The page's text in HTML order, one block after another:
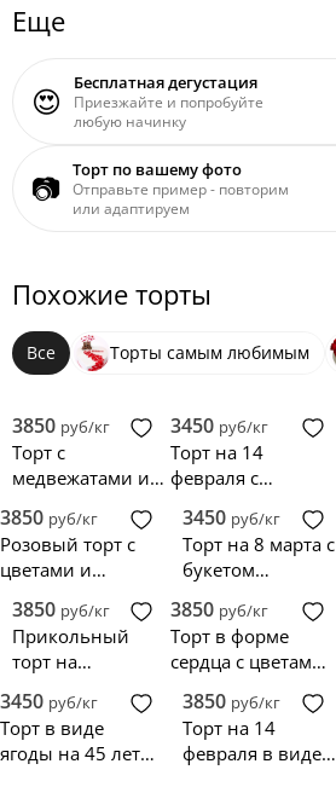
Еще
😍 Бесплатная дегустация
Приезжайте и попробуйте
любую начинку
📷 Торт по вашему фото
Отправьте пример - повторим
или адаптируем
Похожие торты
Все Торты самым любимым
3850 руб/кг
Торт с
медвежатами и
день всех
влюбленных
3450 руб/кг
Торт на 14
февраля с
надписью Love
3850 руб/кг
Розовый торт с
цветами и
февраля
3450 руб/кг
Торт на 8 марта с
букетом
сердцем
3850 руб/кг
Прикольный
торт на
свадьбу с
надписями
3850 руб/кг
Торт в форме
сердца с цветами
3450 руб/кг
Торт в виде
ягоды на 45 лет
3850 руб/кг
Торт на 14
февраля в виде